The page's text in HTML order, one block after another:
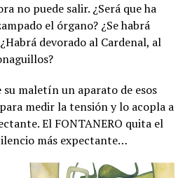
no puede salir. ¿Será que ha
el órgano? ¿Se habrá
devorado al Cardenal, al
su maletín un aparato de esos
medir la tensión y lo acopla a
El FONTANERO quita el
más expectante…